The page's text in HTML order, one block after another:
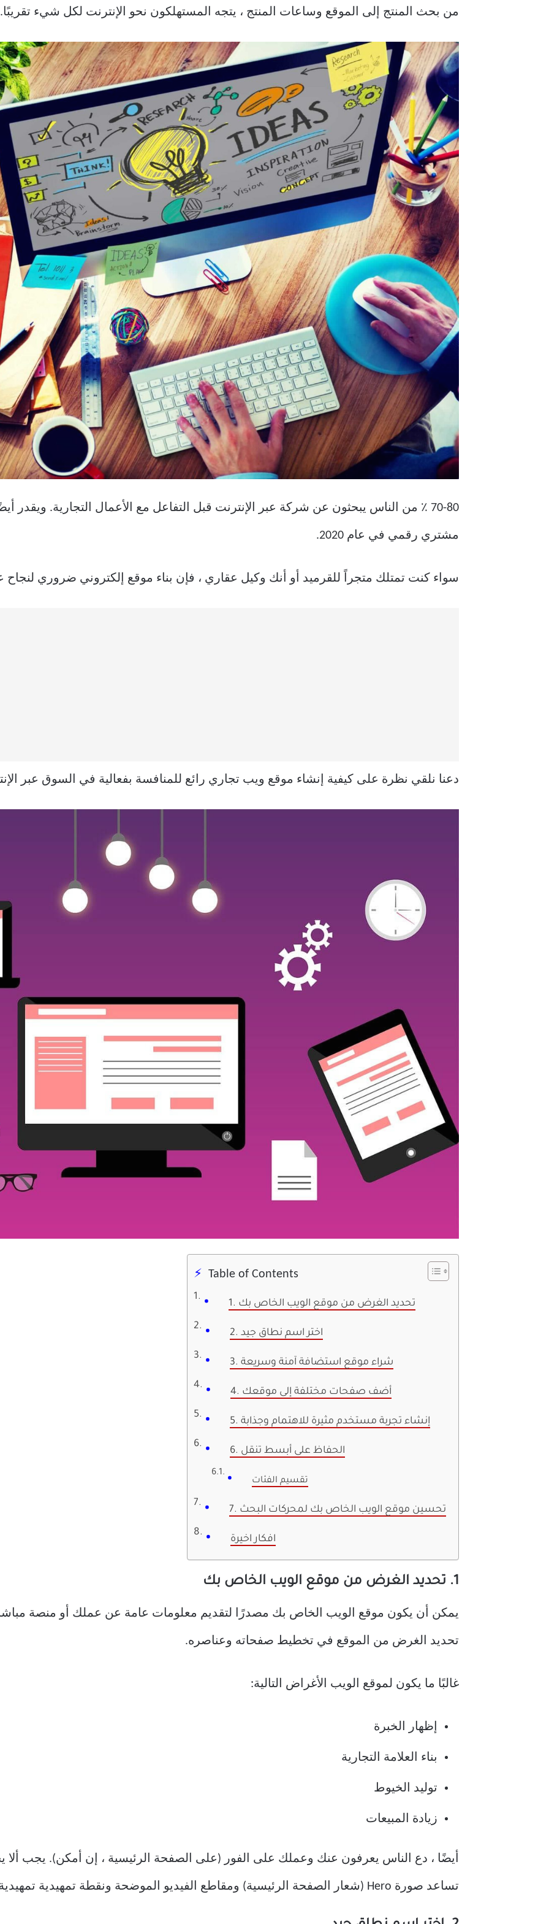
من بحث المنتج إلى الموقع وساعات المنتج ، يتجه المستهلكون نحو الإنترنت لكل شيء تقريبًا.
مشتري رقمي في عام 2020.
سواء كنت تمتلك متجراً للقرميد أو أنك وكيل عقاري ، فإن بناء موقع إلكتروني ضروري
دعنا نلقي نظرة على كيفية إنشاء موقع ويب تجاري رائع للمنافسة بفعالية في السوق عبر
Table of Contents
1. تحديد الغرض من موقع الويب الخاص بك
2. اختر اسم نطاق جيد
3. شراء موقع استضافة آمنة وسريعة
4. أضف صفحات مختلفة إلى موقعك
5. إنشاء تجربة مستخدم مثيرة للاهتمام وجذابة
6. الحفاظ على أبسط تنقل
تقسيم الفئات
7. تحسين موقع الويب الخاص بك لمحركات البحث
افكار اخيرة
1. تحديد الغرض من موقع الويب الخاص بك
يمكن أن يكون موقع الويب الخاص بك مصدرًا لتقديم معلومات عامة عن عملك أو منصة
تحديد الغرض من الموقع في تخطيط صفحاته وعناصره.
غالبًا ما يكون لموقع الويب الأغراض التالية:
إظهار الخبرة
بناء العلامة التجارية
توليد الخيوط
زيادة المبيعات
أيضًا ، دع الناس يعرفون عنك وعملك على الفور (على الصفحة الرئيسية ، إن أمكن). يجب ألا
تساعد صورة Hero (شعار الصفحة الرئيسية) ومقاطع الفيديو الموضحة ونقطة تمهيدية تمهيدية للزائرين على فهمك.